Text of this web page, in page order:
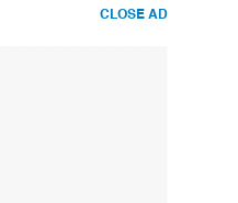
CLOSE AD